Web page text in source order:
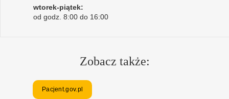
wtorek-piątek:
od godz. 8:00 do 16:00
Zobacz także:
Pacjent.gov.pl